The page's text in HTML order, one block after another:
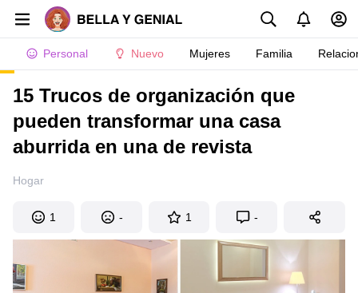
Personal Nuevo Mujeres Familia
15 Trucos de organización que
pueden transformar una casa
aburrida en una de revista
Hogar
1 - 1 -